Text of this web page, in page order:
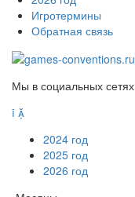
Игротермины
Обратная связь
Мы в социальных сетях
 
2024 год
2025 год
2026 год